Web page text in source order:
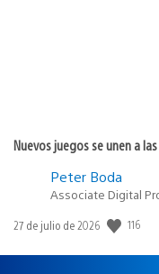
Nuevos juegos se unen a
Peter Boda
Associate Digital
Fecha
publicación:
27 de julio de 2026 116